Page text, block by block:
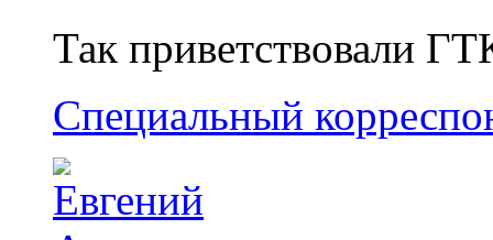
Так приветствовали
Специальный